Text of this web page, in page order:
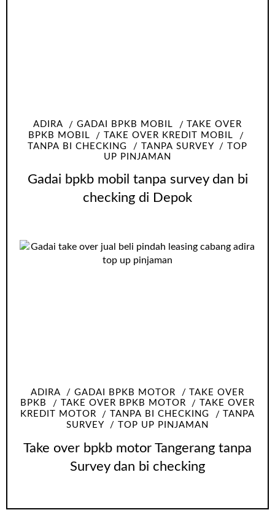
ADIRA GADAI BPKB MOBIL
TAKE OVER
BPKB MOBIL
TAKE OVER KREDIT MOBIL
TANPA BI CHECKING
TANPA SURVEY
TOP
UP PINJAMAN
Gadai bpkb mobil tanpa survey dan bi
checking di Depok
ADIRA GADAI BPKB MOTOR
TAKE OVER
BPKB
TAKE OVER BPKB MOTOR
TAKE OVER
KREDIT MOTOR
TANPA BI CHECKING
TANPA
SURVEY
TOP UP PINJAMAN
Take over bpkb motor Tangerang tanpa
Survey dan bi checking